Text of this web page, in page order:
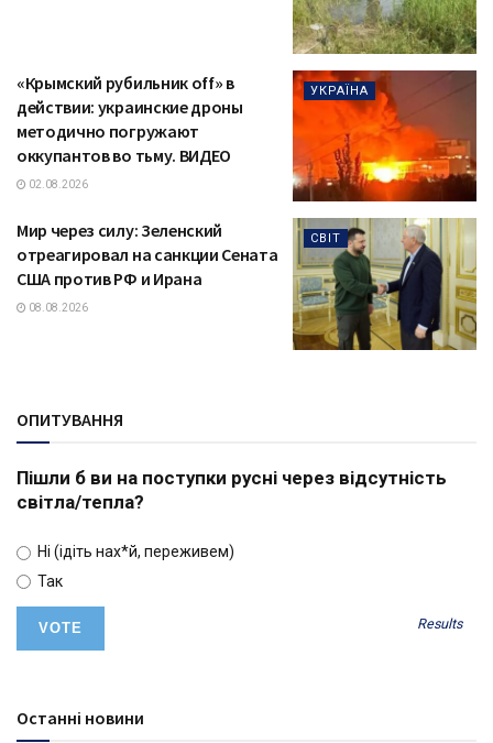
УКРАЇНА
«Крымский рубильник off» в
действии: украинские дроны
методично погружают
оккупантов во тьму. ВИДЕО
02.08.2026
СВІТ
Мир через силу: Зеленский
отреагировал на санкции Сената
США против РФ и Ирана
08.08.2026
ОПИТУВАННЯ
Пішли б ви на поступки русні через відсутність
світла/тепла?
Ні (ідіть нах*й, переживем)
Так
Results
Останні новини